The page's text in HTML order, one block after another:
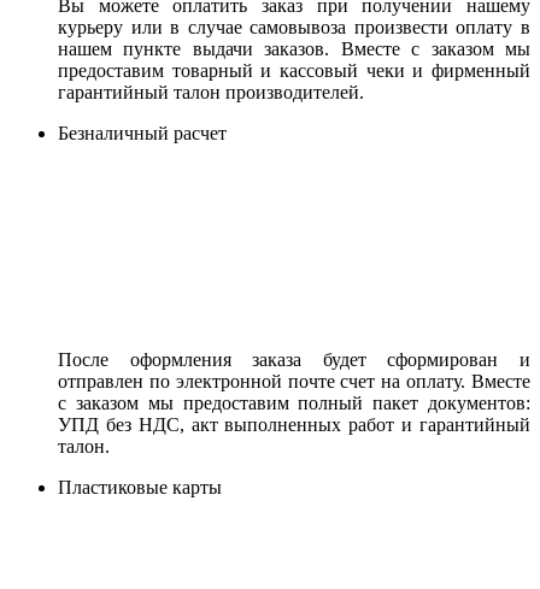
Вы можете оплатить заказ при получении нашему
курьеру или в случае самовывоза произвести оплату в
нашем пункте выдачи заказов. Вместе с заказом мы
предоставим товарный и кассовый чеки и фирменный
гарантийный талон производителей.
Безналичный расчет
После оформления заказа будет сформирован и
отправлен по электронной почте счет на оплату. Вместе
с заказом мы предоставим полный пакет документов:
УПД без НДС, акт выполненных работ и гарантийный
талон.
Пластиковые карты